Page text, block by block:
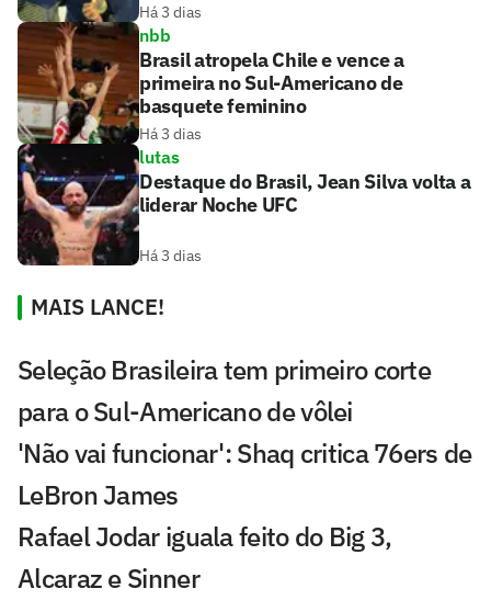
Há 3 dias
nbb
Brasil atropela Chile e vence a
primeira no Sul-Americano de
basquete feminino
Há 3 dias
lutas
Destaque do Brasil, Jean Silva volta a
liderar Noche UFC
Há 3 dias
MAIS LANCE!
Seleção Brasileira tem primeiro corte
para o Sul-Americano de vôlei
'Não vai funcionar': Shaq critica 76ers de
LeBron James
Rafael Jodar iguala feito do Big 3,
Alcaraz e Sinner